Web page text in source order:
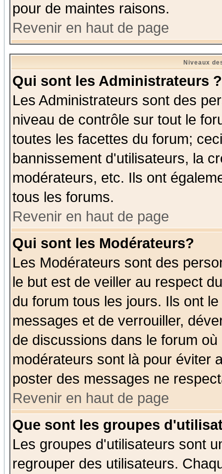
pour de maintes raisons.
Revenir en haut de page
Niveaux
Qui sont les Administrateurs ?
Les Administrateurs sont des
niveau de contrôle sur tout le
toutes les facettes du forum;
bannissement d'utilisateurs, la
modérateurs, etc. Ils ont
tous les forums.
Revenir en haut de page
Qui sont les Modérateurs?
Les Modérateurs sont des
le but est de veiller au respect
du forum tous les jours. Ils ont
messages et de verrouiller,
de discussions dans le forum
modérateurs sont là pour éviter
poster des messages ne
Revenir en haut de page
Que sont les groupes
Les groupes d'utilisateurs sont
regrouper des utilisateurs.